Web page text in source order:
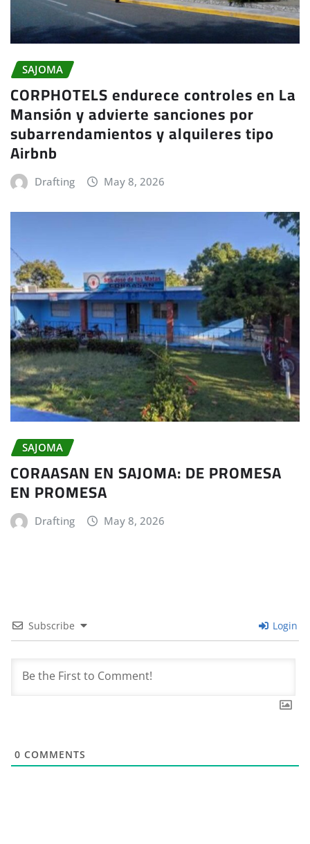
SAJOMA
CORPHOTELS endurece controles en La
Mansión y advierte sanciones por
subarrendamientos y alquileres tipo
Airbnb
Drafting May 8, 2026
SAJOMA
CORAASAN EN SAJOMA: DE PROMESA
EN PROMESA
Drafting May 8, 2026
Subscribe Login
0 COMMENTS